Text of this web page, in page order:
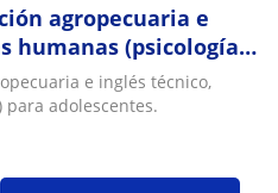
agropecuaria e
humanas (psicología)
e inglés técnico,
para adolescentes.